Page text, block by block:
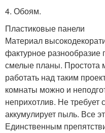
4.​ Обоям.
Пластиковые панели
Материал
фактурное разнообразие
смелые планы. Простота
работать над таким
комнаты можно и
неприхотлив. Не требует
аккумулирует пыль. Все
Единственным